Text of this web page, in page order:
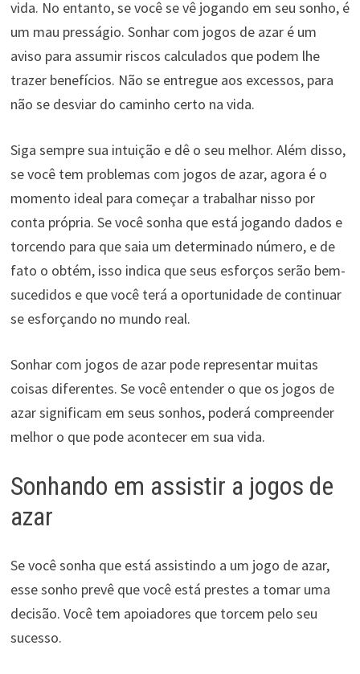
vida. No entanto, se você se vê jogando em seu sonho, é
um mau presságio. Sonhar com jogos de azar é um
aviso para assumir riscos calculados que podem lhe
trazer benefícios. Não se entregue aos excessos, para
não se desviar do caminho certo na vida.
Siga sempre sua intuição e dê o seu melhor. Além disso,
se você tem problemas com jogos de azar, agora é o
momento ideal para começar a trabalhar nisso por
conta própria. Se você sonha que está jogando dados e
torcendo para que saia um determinado número, e de
fato o obtém, isso indica que seus esforços serão bem-
sucedidos e que você terá a oportunidade de continuar
se esforçando no mundo real.
Sonhar com jogos de azar pode representar muitas
coisas diferentes. Se você entender o que os jogos de
azar significam em seus sonhos, poderá compreender
melhor o que pode acontecer em sua vida.
Sonhando em assistir a jogos de
azar
Se você sonha que está assistindo a um jogo de azar,
esse sonho prevê que você está prestes a tomar uma
decisão. Você tem apoiadores que torcem pelo seu
sucesso.